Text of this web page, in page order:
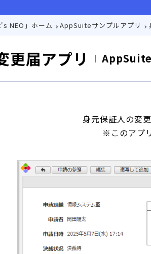
NEO」ホーム AppSuiteサンプルアプリ
更届アプリ AppSuite
身元保証人の変
※このアプ